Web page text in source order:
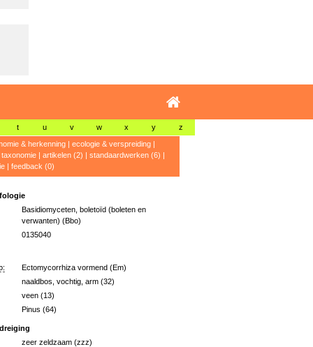
t u v w x y z
& herkenning| ecologie & verspreiding|
taxonomie| artikelen (2) | standaardwerken (6) |
| feedback (0)
Basidiomyceten, boletoïd (boleten en
verwanten) (Bbo)
0135040
Ectomycorrhiza vormend (Em)
naaldbos, vochtig, arm (32)
veen (13)
Pinus (64)
zeer zeldzaam (zzz)